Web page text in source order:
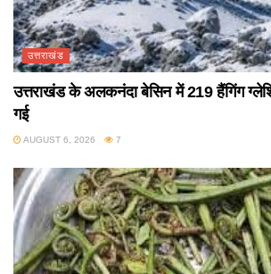
उत्तराखंड
उत्तराखंड के अलकनंदा बेसिन में 219 हैंगिंग
गई
AUGUST 6, 2026 7